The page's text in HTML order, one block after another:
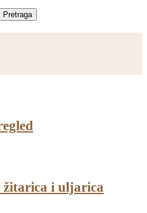
Pretraga
žitarica i uljarica